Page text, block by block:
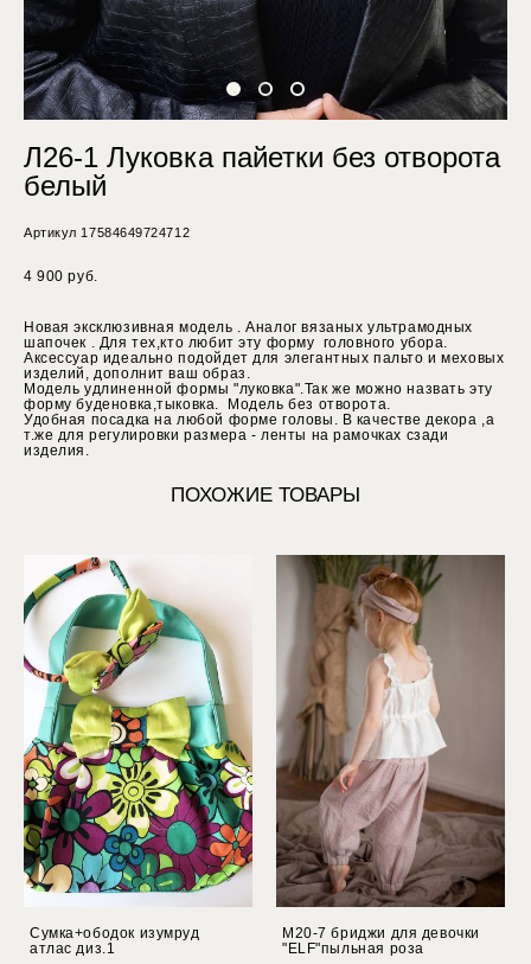
Л26-1 Луковка пайетки без отворота
белый
Артикул 17584649724712
4 900 pуб.
Новая эксклюзивная модель . Аналог вязаных ультрамодных
шапочек . Для тех,кто любит эту форму головного убора.
Аксессуар идеально подойдет для элегантных пальто и меховых
изделий, дополнит ваш образ.
Модель удлиненной формы "луковка".Так же можно назвать эту
форму буденовка,тыковка. Модель без отворота.
Удобная посадка на любой форме головы. В качестве декора ,а
т.же для регулировки размера - ленты на рамочках сзади
изделия.
ПОХОЖИЕ ТОВАРЫ
Сумка+ободок изумруд
атлас диз.1
М20-7 бриджи для девочки
"ELF"пыльная роза